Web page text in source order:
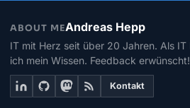
ABOUT MEAndreas Hepp
IT mit Herz seit über 20 Jahren. Als IT
ich mein Wissen. Feedback erwünscht!
Kontakt